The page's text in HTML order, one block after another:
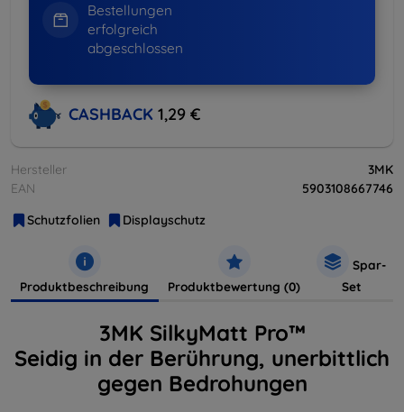
Bestellungen
erfolgreich
abgeschlossen
CASHBACK 1,29 €
Hersteller
3MK
EAN
5903108667746
Schutzfolien
Displayschutz
Produktbeschreibung Produktbewertung (0)
Spar-
Set
3MK SilkyMatt Pro™
Seidig in der Berührung, unerbittlich
gegen Bedrohungen